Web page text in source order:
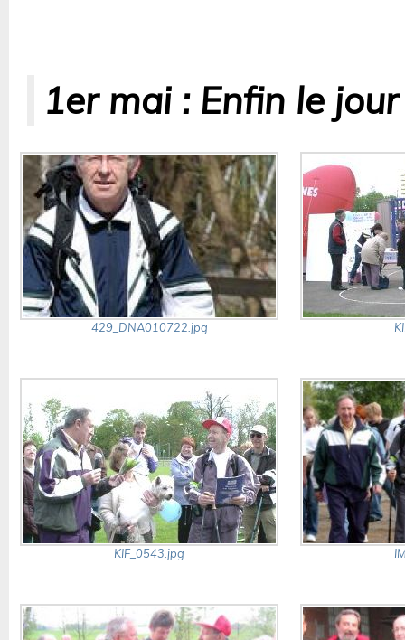
1er mai : Enfin le
429_DNA010722.jpg
KIF_0543.jpg